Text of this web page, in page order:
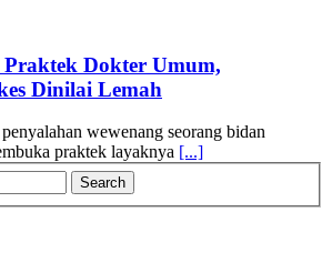
Dokter Umum,
Dinilai Lemah
wewenang seorang bidan
praktek layaknya [...]